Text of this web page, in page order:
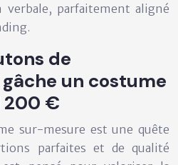
parfaitement aligné
de
un costume
200 €
sur-mesure est une quête
parfaites et de qualité